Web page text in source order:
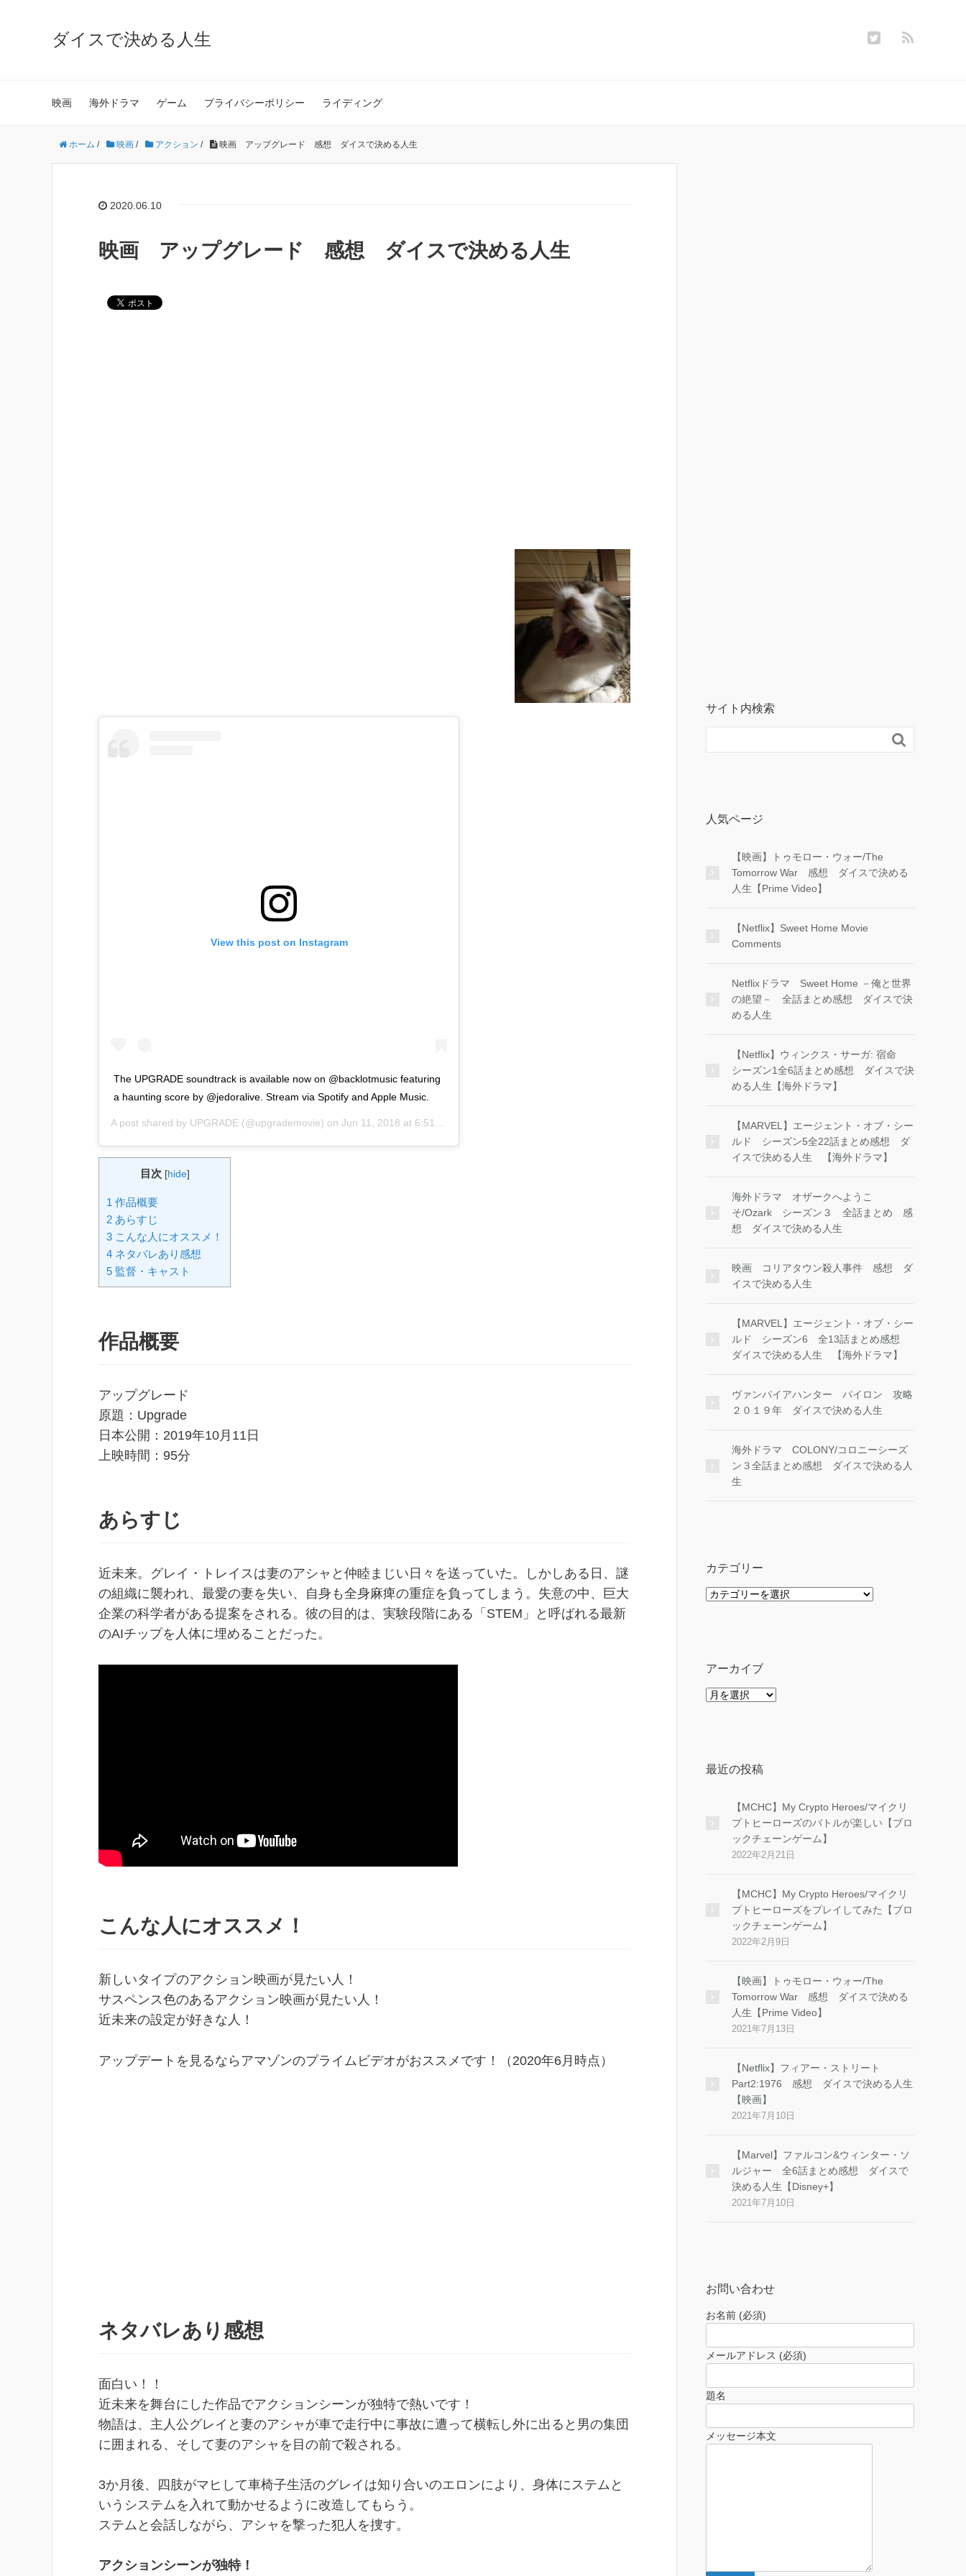
ダイスで決める人生
映画 海外ドラマ ゲーム プライバシーポリシー ライディング
ホーム / 映画 / アクション / 映画 アップグレード 感想 ダイスで決める人生
2020.06.10
映画 アップグレード 感想 ダイスで決める人生
View this post on Instagram
The UPGRADE soundtrack is available now on @backlotmusic featuring
a haunting score by @jedoralive. Stream via Spotify and Apple Music.
A post shared by UPGRADE (@upgrademovie) on Jun 11, 2018 at 6:51pm PDT
目次 [hide]
1 作品概要
2 あらすじ
3 こんな人にオススメ！
4 ネタバレあり感想
5 監督・キャスト
作品概要
アップグレード
原題：Upgrade
日本公開：2019年10月11日
上映時間：95分
あらすじ
近未来。グレイ・トレイスは妻のアシャと仲睦まじい日々を送っていた。しかしある日、謎
の組織に襲われ、最愛の妻を失い、自身も全身麻痺の重症を負ってしまう。失意の中、巨大
企業の科学者がある提案をされる。彼の目的は、実験段階にある「STEM」と呼ばれる最新
のAIチップを人体に埋めることだった。
こんな人にオススメ！
新しいタイプのアクション映画が見たい人！
サスペンス色のあるアクション映画が見たい人！
近未来の設定が好きな人！
アップデートを見るならアマゾンのプライムビデオがおススメです！（2020年6月時点）
ネタバレあり感想
面白い！！
近未来を舞台にした作品でアクションシーンが独特で熱いです！
物語は、主人公グレイと妻のアシャが車で走行中に事故に遭って横転し外に出ると男の集団
に囲まれる、そして妻のアシャを目の前で殺される。
3か月後、四肢がマヒして車椅子生活のグレイは知り合いのエロンにより、身体にステムと
いうシステムを入れて動かせるように改造してもらう。
ステムと会話しながら、アシャを撃った犯人を捜す。
アクションシーンが独特！
サイト内検索

人気ページ
【映画】トゥモロー・ウォー/The
Tomorrow War 感想 ダイスで決める
人生【Prime Video】
【Netflix】Sweet Home Movie
Comments
Netflixドラマ Sweet Home －俺と世界
の絶望－ 全話まとめ感想 ダイスで決
める人生
【Netflix】ウィンクス・サーガ: 宿命
シーズン1全6話まとめ感想 ダイスで決
める人生【海外ドラマ】
【MARVEL】エージェント・オブ・シー
ルド シーズン5全22話まとめ感想 ダ
イスで決める人生 【海外ドラマ】
海外ドラマ オザークへようこ
そ/Ozark シーズン３ 全話まとめ 感
想 ダイスで決める人生
映画 コリアタウン殺人事件 感想 ダ
イスで決める人生
【MARVEL】エージェント・オブ・シー
ルド シーズン6 全13話まとめ感想
ダイスで決める人生 【海外ドラマ】
ヴァンパイアハンター パイロン 攻略
２０１９年 ダイスで決める人生
海外ドラマ COLONY/コロニーシーズ
ン３全話まとめ感想 ダイスで決める人
生
カテゴリー
カ
アーカイブ
ア
最近の投稿
【MCHC】My Crypto Heroes/マイクリ
プトヒーローズのバトルが楽しい【ブロ
ックチェーンゲーム】
2022年2月21日
【MCHC】My Crypto Heroes/マイクリ
プトヒーローズをプレイしてみた【ブロ
ックチェーンゲーム】
2022年2月9日
【映画】トゥモロー・ウォー/The
Tomorrow War 感想 ダイスで決める
人生【Prime Video】
2021年7月13日
【Netflix】フィアー・ストリート
Part2:1976 感想 ダイスで決める人生
【映画】
2021年7月10日
【Marvel】ファルコン&ウィンター・ソ
ルジャー 全6話まとめ感想 ダイスで
決める人生【Disney+】
2021年7月10日
お問い合わせ
お名前 (必須)
メールアドレス (必須)
題名
メッセージ本文